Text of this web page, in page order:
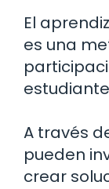
El
es una
A través
pueden
crear